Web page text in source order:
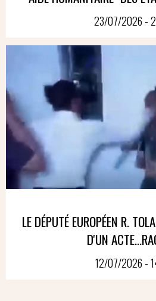
23/07/2026 -
LE DÉPUTÉ EUROPÉEN R.
D'UN
12/07/2026 -